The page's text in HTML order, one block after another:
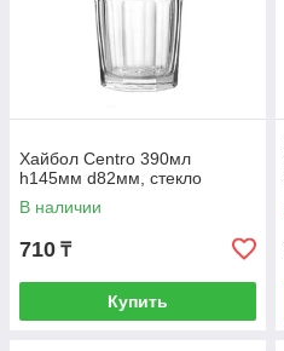
Хайбол Centro 390мл
h145мм d82мм, стекло
В наличии
710 ₸
Купить